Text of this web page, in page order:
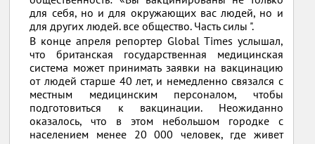
для себя, но и для окружающих вас людей, но и
для других людей. все общество. Часть силы ".
В конце апреля репортер Global Times услышал,
что британская государственная медицинская
система может принимать заявки на вакцинацию
от людей старше 40 лет, и немедленно связался с
местным медицинским персоналом, чтобы
подготовиться к вакцинации. Неожиданно
оказалось, что в этом небольшом городке с
населением менее 20 000 человек, где живет